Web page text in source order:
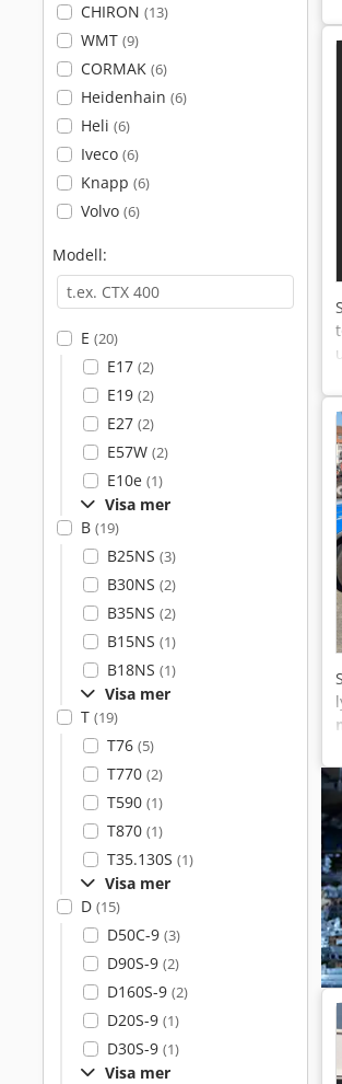
CHIRON (13)
WMT (9)
CORMAK (6)
Heidenhain (6)
Heli (6)
Iveco (6)
Knapp (6)
Volvo (6)
Modell:
E (20)
E17 (2)
E19 (2)
E27 (2)
E57W (2)
E10e (1)
Visa mer
B (19)
B25NS (3)
B30NS (2)
B35NS (2)
B15NS (1)
B18NS (1)
Visa mer
T (19)
T76 (5)
T770 (2)
T590 (1)
T870 (1)
T35.130S (1)
Visa mer
D (15)
D50C-9 (3)
D90S-9 (2)
D160S-9 (2)
D20S-9 (1)
D30S-9 (1)
Visa mer